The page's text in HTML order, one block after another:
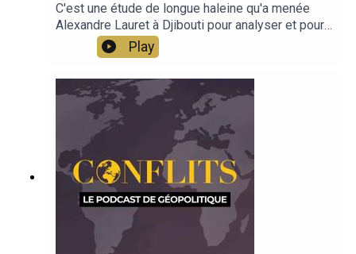
C'est une étude de longue haleine qu'a menée
Alexandre Lauret à Djibouti pour analyser et pour
comprendre le fonctionnement du trafic de
migrants. Venus d’Éthiopie et d’Érythrée, les
migrants traversent la mer Rouge pour rejoindre
le Yémen. Entre difficultés et fonctionnements
économiques, Alexandre Lauret raconte le
fonctionnement de cette activité. Émission
présentée par Jean-Baptiste Noé
Play